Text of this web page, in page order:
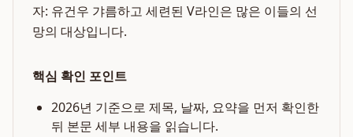
자: 유건우 갸름하고 세련된 V라인은 많은 이들의 선
망의 대상입니다.
핵심 확인 포인트
2026년 기준으로 제목, 날짜, 요약을 먼저 확인한
뒤 본문 세부 내용을 읽습니다.